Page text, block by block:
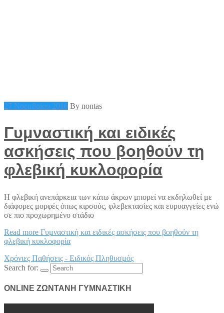
27 Νοεμβρίου 2016 By nontas
Γυμναστική και ειδικές
ασκήσεις που βοηθούν τη
φλεβική κυκλοφορία
Η φλεβική ανεπάρκεια των κάτω άκρων μπορεί να εκδηλωθεί με
διάφορες μορφές όπως κιρσούς, φλεβεκτασίες και ευρυαγγείες ενώ
σε πιο προχωρημένο στάδιο
Read more Γυμναστική και ειδικές ασκήσεις που βοηθούν τη
φλεβική κυκλοφορία
Χρόνιες Παθήσεις - Ειδικός Πληθυσμός
Search for:
ONLINE ΖΩΝΤΑΝΗ ΓΥΜΝΑΣΤΙΚΗ